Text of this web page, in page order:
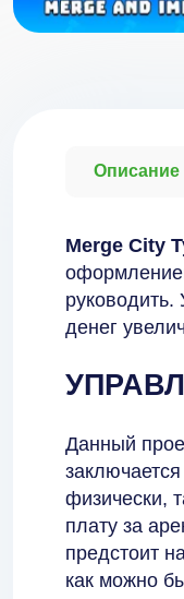
Описание
Merge City
денег
Данный
физически,
плату за
предстоит
как можно